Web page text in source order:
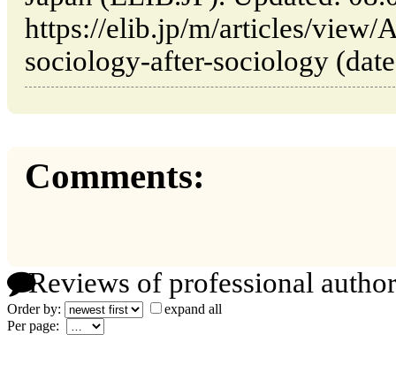
https://elib.jp/m/articles/view/
sociology-after-sociology
Comments:
Reviews of professional
Order by:
expand all
Per page: